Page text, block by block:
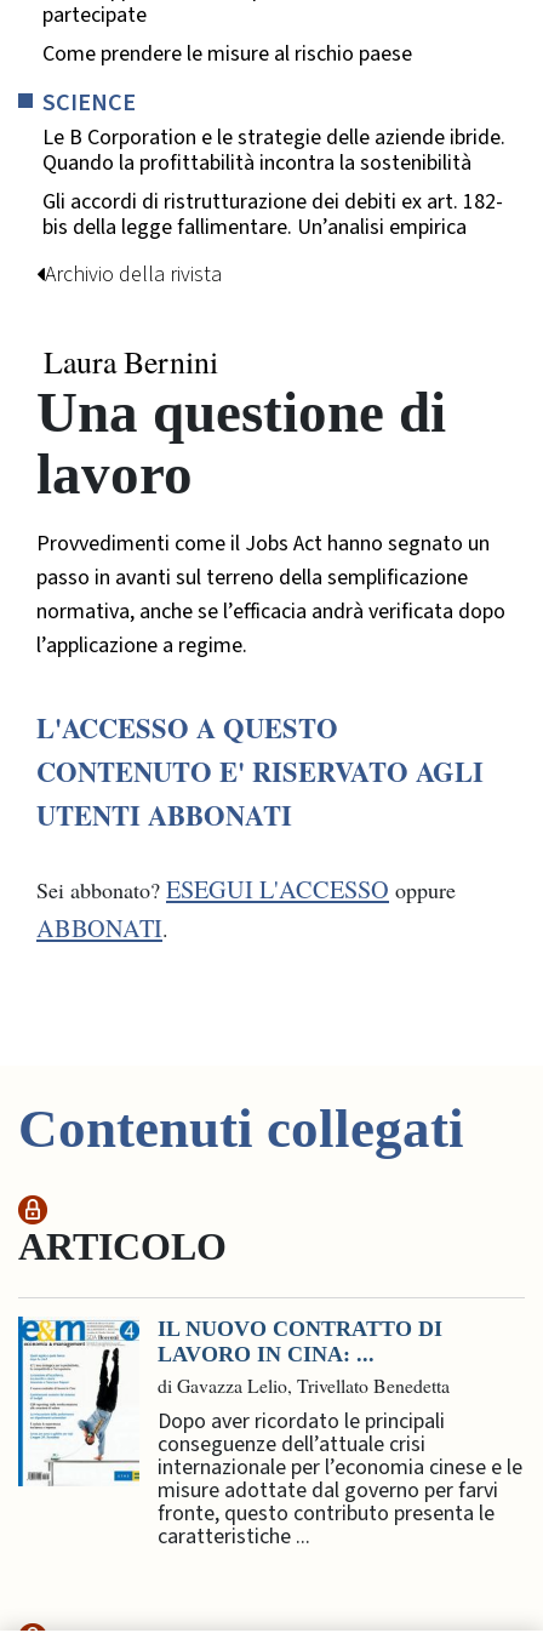
partecipate
Come prendere le misure al rischio paese
SCIENCE
Le B Corporation e le strategie delle aziende ibride.
Quando la profittabilità incontra la sostenibilità
Gli accordi di ristrutturazione dei debiti ex art. 182-
bis della legge fallimentare. Un’analisi empirica
Archivio della rivista
Laura Bernini
Una questione di
lavoro
Provvedimenti come il Jobs Act hanno segnato un
passo in avanti sul terreno della semplificazione
normativa, anche se l’efficacia andrà verificata dopo
l’applicazione a regime.
L'ACCESSO A QUESTO
CONTENUTO E' RISERVATO AGLI
UTENTI ABBONATI
Sei abbonato? ESEGUI L'ACCESSO oppure
ABBONATI.
Contenuti collegati
ARTICOLO
IL NUOVO CONTRATTO DI
LAVORO IN CINA: ...
di Gavazza Lelio, Trivellato Benedetta
Dopo aver ricordato le principali
conseguenze dell’attuale crisi
internazionale per l’economia cinese e le
misure adottate dal governo per farvi
fronte, questo contributo presenta le
caratteristiche ...